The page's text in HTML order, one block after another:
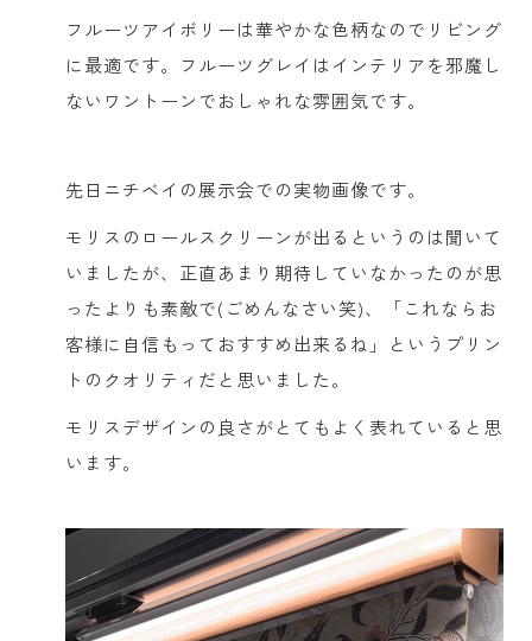
フルーツアイボリーは華やかな色柄なのでリビング
に最適です。フルーツグレイはインテリアを邪魔し
ないワントーンでおしゃれな雰囲気です。
先日ニチベイの展示会での実物画像です。
モリスのロールスクリーンが出るというのは聞いて
いましたが、正直あまり期待していなかったのが思
ったよりも素敵で(ごめんなさい笑)、「これならお
客様に自信もっておすすめ出来るね」というプリン
トのクオリティだと思いました。
モリスデザインの良さがとてもよく表れていると思
います。